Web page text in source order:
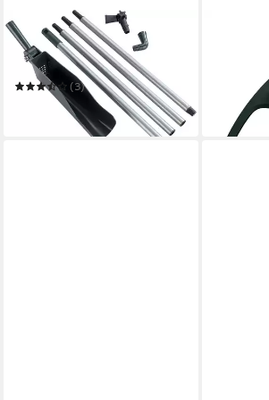
MAXIMEX
Dachrinnenreiniger
Dachrinnenschaufel Modell
Maxi
(3)
39,99 €
in 2-3 Werktagen bei dir
in 2-3